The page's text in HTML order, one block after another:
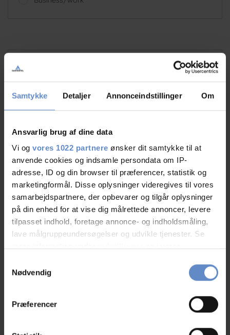
Samtykke Detaljer Annonceindstillinger Om
Ansvarlig brug af dine data
Vi og vores 1022 partnere ønsker dit samtykke til at
anvende cookies og indsamle persondata om IP-
adresse, ID og din browser til præferencer, statistik og
marketingformål. Disse oplysninger videregives til vores
samarbejdspartnere, der opbevarer og tilgår oplysninger
på din enhed for at vise dig målrettede annoncer, levere
tilpasset indhold, foretage annonce- og indholdsmåling,
lave målgruppeundersøgelser og udvikle tjenester. Se
tilbage eller ændre indstillinger fra vores
"Cookiedeklaration", eller ved at trykke på "Privacy
Nødvendig
Præferencer
Family with children, DK
N/A
Sports groups, DK
04.Aug.2026
9,17 out of 10
Family with children, DE